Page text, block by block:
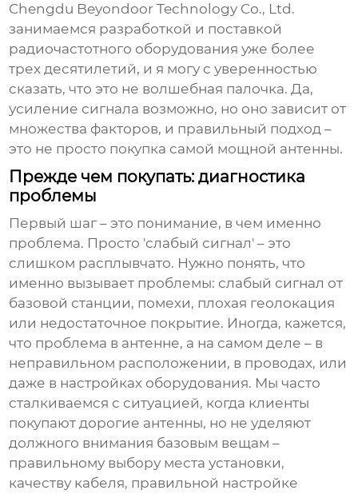
Chengdu Beyondoor Technology Co., Ltd.
занимаемся разработкой и поставкой
радиочастотного оборудования уже более
трех десятилетий, и я могу с уверенностью
сказать, что это не волшебная палочка. Да,
усиление сигнала возможно, но оно зависит от
множества факторов, и правильный подход –
это не просто покупка самой мощной антенны.
Прежде чем покупать: диагностика
проблемы
Первый шаг – это понимание, в чем именно
проблема. Просто 'слабый сигнал' – это
слишком расплывчато. Нужно понять, что
именно вызывает проблемы: слабый сигнал от
базовой станции, помехи, плохая геолокация
или недостаточное покрытие. Иногда, кажется,
что проблема в антенне, а на самом деле – в
неправильном расположении, в проводах, или
даже в настройках оборудования. Мы часто
сталкиваемся с ситуацией, когда клиенты
покупают дорогие антенны, но не уделяют
должного внимания базовым вещам –
правильному выбору места установки,
качеству кабеля, правильной настройке